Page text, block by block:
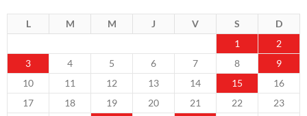
L M M J V S
D
1
2
3
4 5 6 7 8
9
10
11 12 13 14 15
16
17
18 19 20 21 22
23